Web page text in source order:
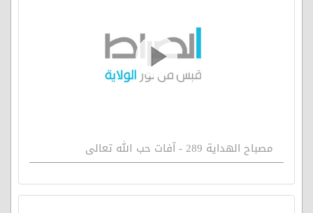
مصباح الهداية 289 - آفات حب الله تعالى